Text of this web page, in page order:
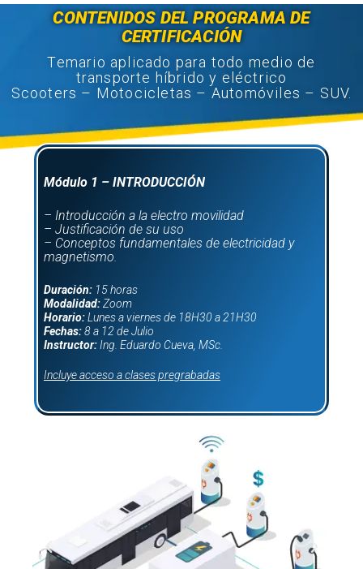
CONTENIDOS DEL PROGRAMA DE
CERTIFICACIÓN
Temario aplicado para todo medio de
transporte híbrido y eléctrico
Scooters – Motocicletas – Automóviles – SUV.
Módulo 1 – INTRODUCCIÓN
– Introducción a la electro movilidad
– Justificación de su uso
– Conceptos fundamentales de electricidad y
magnetismo.
Duración: 15 horas
Modalidad:Zoom
Horario:Lunes a viernes de 18H30 a 21H30
Fechas:8 a 12 de Julio
Instructor:Ing. Eduardo Cueva, MSc.
Incluye acceso a clases pregrabadas